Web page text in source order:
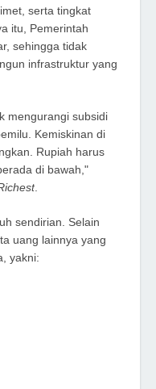
serta tingkat
itu, Pemerintah
sehingga tidak
infrastruktur yang
mengurangi subsidi
Kemiskinan di
Rupiah harus
di bawah,"
sendirian. Selain
uang lainnya yang
yakni: